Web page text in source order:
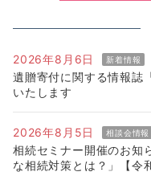
2026年8月6日 新着情報
遺贈寄付に関する情報
いたします
2026年8月5日 相談会情報
相続セミナー開催のお知
な相続対策とは？」【令